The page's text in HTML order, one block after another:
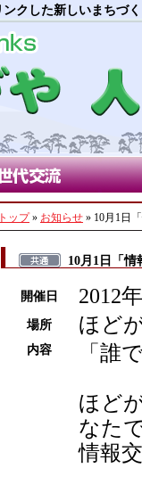
クした新しいまちづ
部会 朝市
トップ» お知らせ » 10月1日
10月1日「
開催日 2012
場所 ほど
内容 「誰
ほど
なた
情報